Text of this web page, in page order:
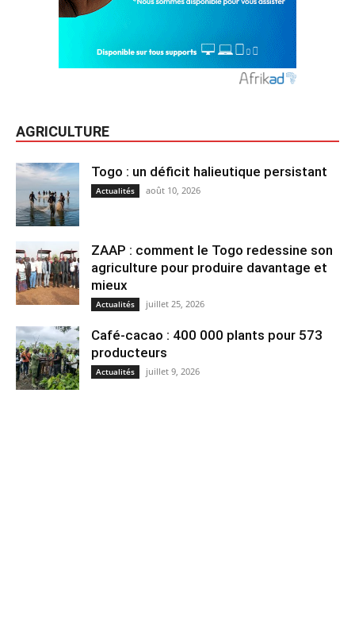
AGRICULTURE
Togo : un déficit halieutique persistant
Actualités août 10, 2026
ZAAP : comment le Togo redessine son
agriculture pour produire davantage et
mieux
Actualités juillet 25, 2026
Café-cacao : 400 000 plants pour 573
producteurs
Actualités juillet 9, 2026